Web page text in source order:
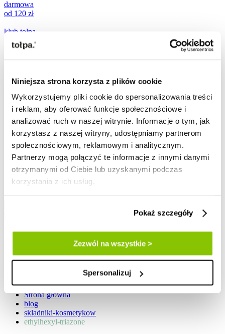
Niniejsza strona korzysta z plików cookie
Wykorzystujemy pliki cookie do spersonalizowania treści
i reklam, aby oferować funkcje społecznościowe i
analizować ruch w naszej witrynie. Informacje o tym, jak
korzystasz z naszej witryny, udostępniamy partnerom
społecznościowym, reklamowym i analitycznym.
Partnerzy mogą połączyć te informacje z innymi danymi
otrzymanymi od Ciebie lub uzyskanymi podczas
korzystania z ich usług.
Pokaż szczegóły
Zezwól na wszystkie >
Spersonalizuj
darmowa
od 120 zł
klub tołpa
nowości
prezentowe
promocje
popularne teraz:
[ ☀️SPF]
[ mikroigiełki ]
[ ujędrnianie ]
[ witamina C ]
Szukaj
Lista życzeń
Strona główna
blog
skladniki-kosmetykow
ethylhexyl-triazone